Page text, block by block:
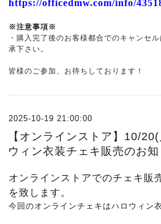
https://officedmw.com/info/
※注意事項※
・購入完了後のお客様都合でのキャンセ
承下さい。
皆様のご参加、お待ちしております！
2025-10-19 21:00:00
【オンラインストア】10/
ウィン衣装チェキ販売のお
オンラインストアでのチェキ販
を致します。
今回のオンラインチェキはハロウィン